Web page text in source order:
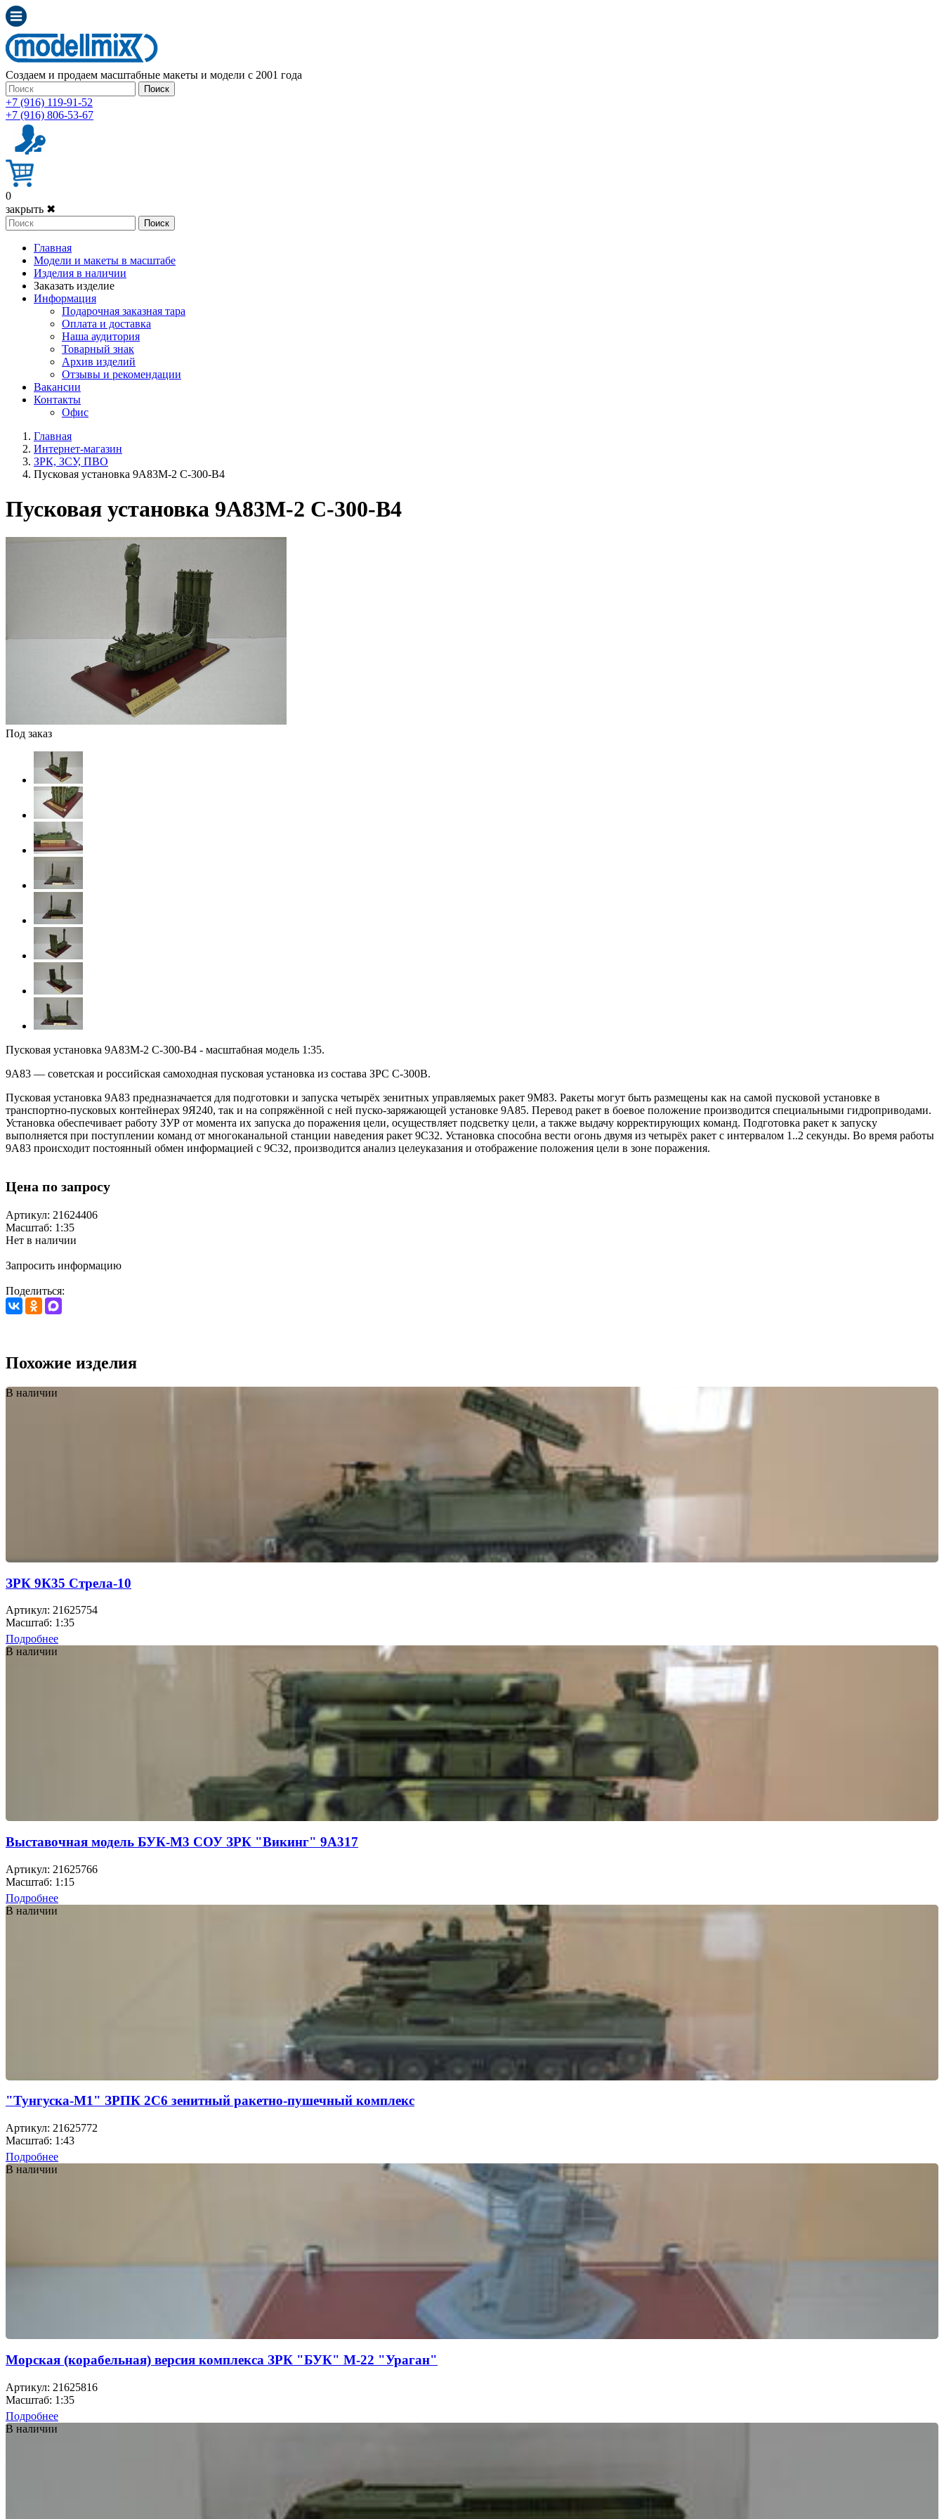
Создаем и продаем масштабные макеты и модели с 2001 года
Поиск
+7 (916) 119-91-52
+7 (916) 806-53-67
0
закрыть ✖
Поиск
Главная
Модели и макеты в масштабе
Изделия в наличии
Заказать изделие
Информация
Подарочная заказная тара
Оплата и доставка
Наша аудитория
Товарный знак
Архив изделий
Отзывы и рекомендации
Вакансии
Контакты
Офис
Главная
Интернет-магазин
ЗРК, ЗСУ, ПВО
Пусковая установка 9А83М-2 С-300-В4
Пусковая установка 9А83М-2 С-300-В4
Под заказ
Пусковая установка 9А83М-2 С-300-В4 - масштабная модель 1:35.
9А83 — советская и российская самоходная пусковая установка из состава ЗРС С-300В.
Пусковая установка 9А83 предназначается для подготовки и запуска четырёх зенитных управляемых ракет 9М83. Ракеты могут быть размещены как на самой пусковой установке в
транспортно-пусковых контейнерах 9Я240, так и на сопряжённой с ней пуско-заряжающей установке 9А85. Перевод ракет в боевое положение производится специальными гидроприводами.
Установка обеспечивает работу ЗУР от момента их запуска до поражения цели, осуществляет подсветку цели, а также выдачу корректирующих команд. Подготовка ракет к запуску
выполняется при поступлении команд от многоканальной станции наведения ракет 9С32. Установка способна вести огонь двумя из четырёх ракет с интервалом 1..2 секунды. Во время работы
9А83 происходит постоянный обмен информацией с 9С32, производится анализ целеуказания и отображение положения цели в зоне поражения.
Цена по запросу
Артикул: 21624406
Масштаб: 1:35
Нет в наличии
Запросить информацию
Поделиться:
Похожие изделия
В наличии
ЗРК 9К35 Стрела-10
Артикул: 21625754
Масштаб: 1:35
Подробнее
В наличии
Выставочная модель БУК-М3 СОУ ЗРК "Викинг" 9А317
Артикул: 21625766
Масштаб: 1:15
Подробнее
В наличии
"Тунгуска-М1" ЗРПК 2С6 зенитный ракетно-пушечный комплекс
Артикул: 21625772
Масштаб: 1:43
Подробнее
В наличии
Морская (корабельная) версия комплекса ЗРК "БУК" М-22 "Ураган"
Артикул: 21625816
Масштаб: 1:35
Подробнее
В наличии